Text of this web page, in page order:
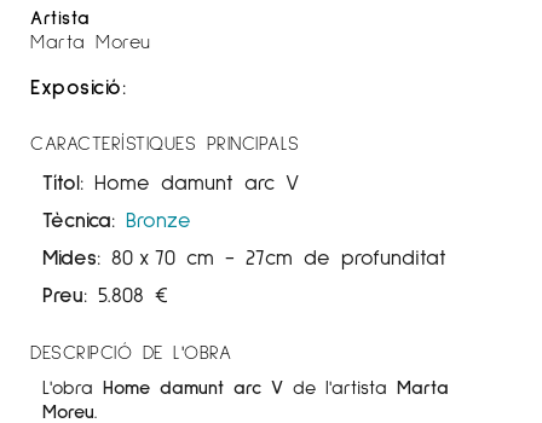
Artista
Marta Moreu
Exposició:
CARACTERÍSTIQUES PRINCIPALS
Títol: Home damunt arc V
Tècnica: Bronze
Mides: 80 x 70 cm - 27cm de profunditat
Preu: 5.808 €
DESCRIPCIÓ DE L'OBRA
L'obra Home damunt arc V de l'artista Marta
Moreu